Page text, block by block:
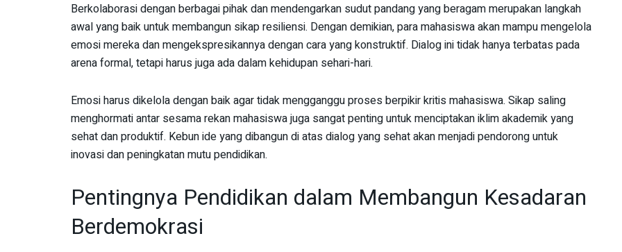
Berkolaborasi dengan berbagai pihak dan mendengarkan sudut pandang yang beragam merupakan langkah
awal yang baik untuk membangun sikap resiliensi. Dengan demikian, para mahasiswa akan mampu mengelola
emosi mereka dan mengekspresikannya dengan cara yang konstruktif. Dialog ini tidak hanya terbatas pada
arena formal, tetapi harus juga ada dalam kehidupan sehari-hari.
Emosi harus dikelola dengan baik agar tidak mengganggu proses berpikir kritis mahasiswa. Sikap saling
menghormati antar sesama rekan mahasiswa juga sangat penting untuk menciptakan iklim akademik yang
sehat dan produktif. Kebun ide yang dibangun di atas dialog yang sehat akan menjadi pendorong untuk
inovasi dan peningkatan mutu pendidikan.
Pentingnya Pendidikan dalam Membangun Kesadaran
Berdemokrasi